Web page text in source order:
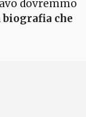
dovremmo
biografia che